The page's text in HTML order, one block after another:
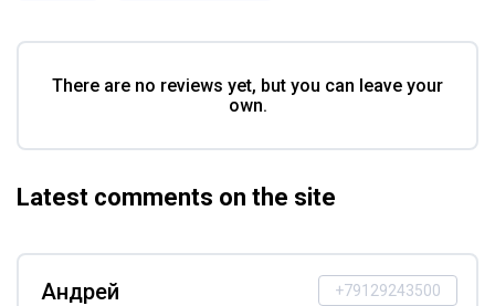
There are no reviews yet, but you can leave your
own.
Latest comments on the site
+79129243500
Андрей